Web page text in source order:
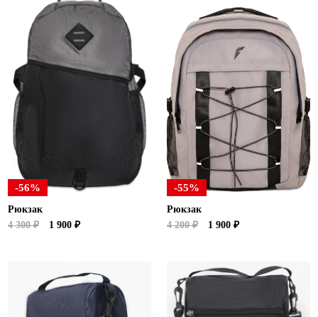
-56%
Рюкзак
4 300 ₽
1 900 ₽
-55%
Рюкзак
4 200 ₽
1 900 ₽